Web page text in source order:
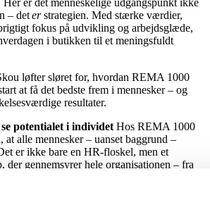
– deterstrategien. Med stærke værdier,
fokus på udvikling og arbejdsglæde,
i butikken til et meningsfuldt
løfter sløret for, hvordan REMA 1000
at få det bedste frem i mennesker – og
resultater.
potentialet i individet Hos REMA 1000
at alle mennesker – uanset baggrund –
er ikke bare en HR-floskel, men et
der gennemsyrer hele organisationen – fra